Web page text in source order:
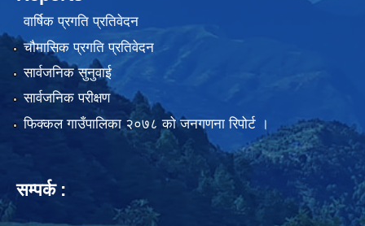
वार्षिक प्रगति प्रतिवेदन
चौमासिक प्रगति प्रतिवेदन
सार्वजनिक सुनुवाई
सार्वजनिक परीक्षण
फिक्कल गाउँपालिका २०७८ को जनगणना रिपोर्ट ।
सम्पर्क :